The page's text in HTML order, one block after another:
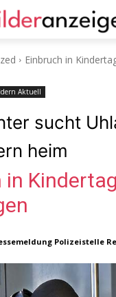
Einbruch in
Aktuell
sucht
heim
in
Polizeistelle